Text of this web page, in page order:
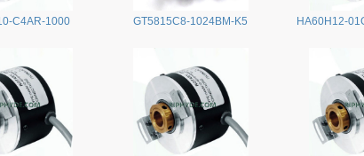
C4AR-1000 GT5815C8-1024BM-K5 HA60H12-